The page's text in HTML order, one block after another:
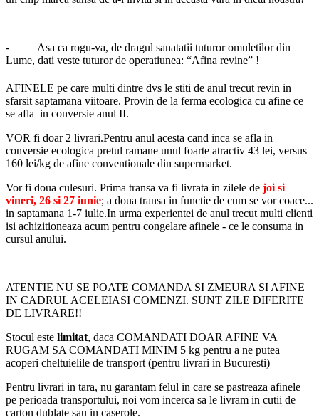
- Asa ca rogu-va, de dragul sanatatii tuturor omuletilor din
Lume, dati veste tuturor de operatiunea: “Afina revine” !
AFINELE pe care multi dintre dvs le stiti de anul trecut revin in
sfarsit saptamana viitoare. Provin de la ferma ecologica cu afine ce
se afla in conversie anul II.
VOR fi doar 2 livrari.Pentru anul acesta cand inca se afla in
conversie ecologica pretul ramane unul foarte atractiv 43 lei, versus
160 lei/kg de afine conventionale din supermarket.
Vor fi doua culesuri. Prima transa va fi livrata in zilele de joi si
vineri, 26 si 27 iunie; a doua transa in functie de cum se vor coace...
in saptamana 1-7 iulie.In urma experientei de anul trecut multi clienti
isi achizitioneaza acum pentru congelare afinele - ce le consuma in
cursul anului.
ATENTIE NU SE POATE COMANDA SI ZMEURA SI AFINE
IN CADRUL ACELEIASI COMENZI. SUNT ZILE DIFERITE
DE LIVRARE!!
Stocul este limitat, daca COMANDATI DOAR AFINE VA
RUGAM SA COMANDATI MINIM 5 kg pentru a ne putea
acoperi cheltuielile de transport (pentru livrari in Bucuresti)
Pentru livrari in tara, nu garantam felul in care se pastreaza afinele
pe perioada transportului, noi vom incerca sa le livram in cutii de
carton dublate sau in caserole.